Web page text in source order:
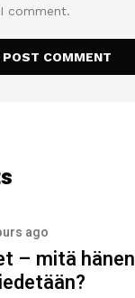
comment.
ago
– mitä hänen